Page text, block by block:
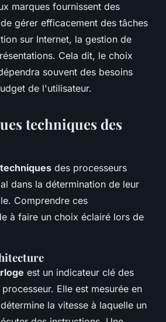
marques fournissent des
gérer efficacement des tâches
sur Internet, la gestion de
Cela dit, le choix
souvent des besoins
de l'utilisateur.
techniques des
des processeurs
dans la détermination de leur
Comprendre ces
à faire un choix éclairé lors de
est un indicateur clé des
Elle est mesurée en
la vitesse à laquelle un